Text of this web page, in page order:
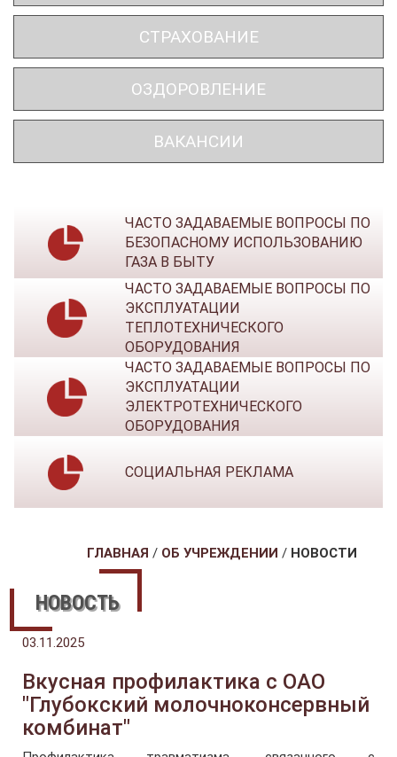
СТРАХОВАНИЕ
ОЗДОРОВЛЕНИЕ
ВАКАНСИИ
ЧАСТО ЗАДАВАЕМЫЕ ВОПРОСЫ ПО
БЕЗОПАСНОМУ ИСПОЛЬЗОВАНИЮ
ГАЗА В БЫТУ
ЧАСТО ЗАДАВАЕМЫЕ ВОПРОСЫ ПО
ЭКСПЛУАТАЦИИ
ТЕПЛОТЕХНИЧЕСКОГО
ОБОРУДОВАНИЯ
ЧАСТО ЗАДАВАЕМЫЕ ВОПРОСЫ ПО
ЭКСПЛУАТАЦИИ
ЭЛЕКТРОТЕХНИЧЕСКОГО
ОБОРУДОВАНИЯ
СОЦИАЛЬНАЯ РЕКЛАМА
ГЛАВНАЯ / ОБ УЧРЕЖДЕНИИ / НОВОСТИ
НОВОСТЬ
03.11.2025
Вкусная профилактика с ОАО
"Глубокский молочноконсервный
комбинат"